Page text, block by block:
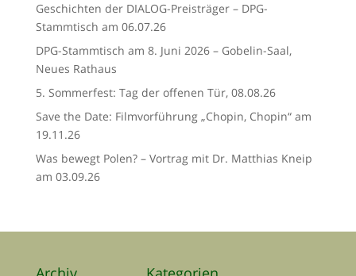
Geschichten der DIALOG-Preisträger – DPG-
Stammtisch am 06.07.26
DPG-Stammtisch am 8. Juni 2026 – Gobelin-Saal,
Neues Rathaus
5. Sommerfest: Tag der offenen Tür, 08.08.26
Save the Date: Filmvorführung „Chopin, Chopin“ am
19.11.26
Was bewegt Polen? – Vortrag mit Dr. Matthias Kneip
am 03.09.26